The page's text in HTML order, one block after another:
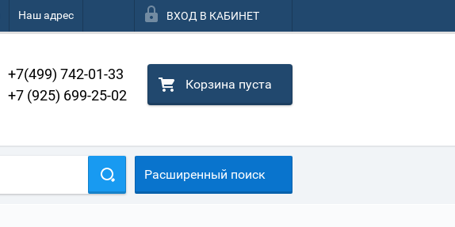
Наш адрес ВХОД В КАБИНЕТ
+7(499) 742-01-33
+7 (925) 699-25-02
Корзина пуста
Расширенный поиск